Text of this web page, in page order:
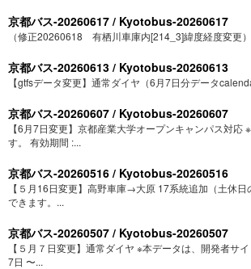
京都バス-20260617 / Kyotobus-20260617
（修正20260618 有栖川車庫内[214_3]緯度経度変更
京都バス-20260613 / Kyotobus-20260613
【gtfsデータ変更】通常ダイヤ（6月7日分データ
京都バス-20260607 / Kyotobus-20260607
【6月7日変更】京都産業大学オープンキャンパス対
す。 有効期間 :...
京都バス-20260516 / Kyotobus-20260516
【５月16日変更】高野車庫→大原 17系統追加（土休
できます。...
京都バス-20260507 / Kyotobus-20260507
【５月７日変更】通常ダイヤ ※本データは、開発者サ
7日 〜...